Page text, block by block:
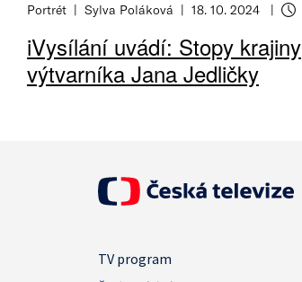
Portrét Sylva Poláková 18. 10. 2024
iVysílání uvádí: Stopy krajiny
výtvarníka Jana Jedličky
TV program